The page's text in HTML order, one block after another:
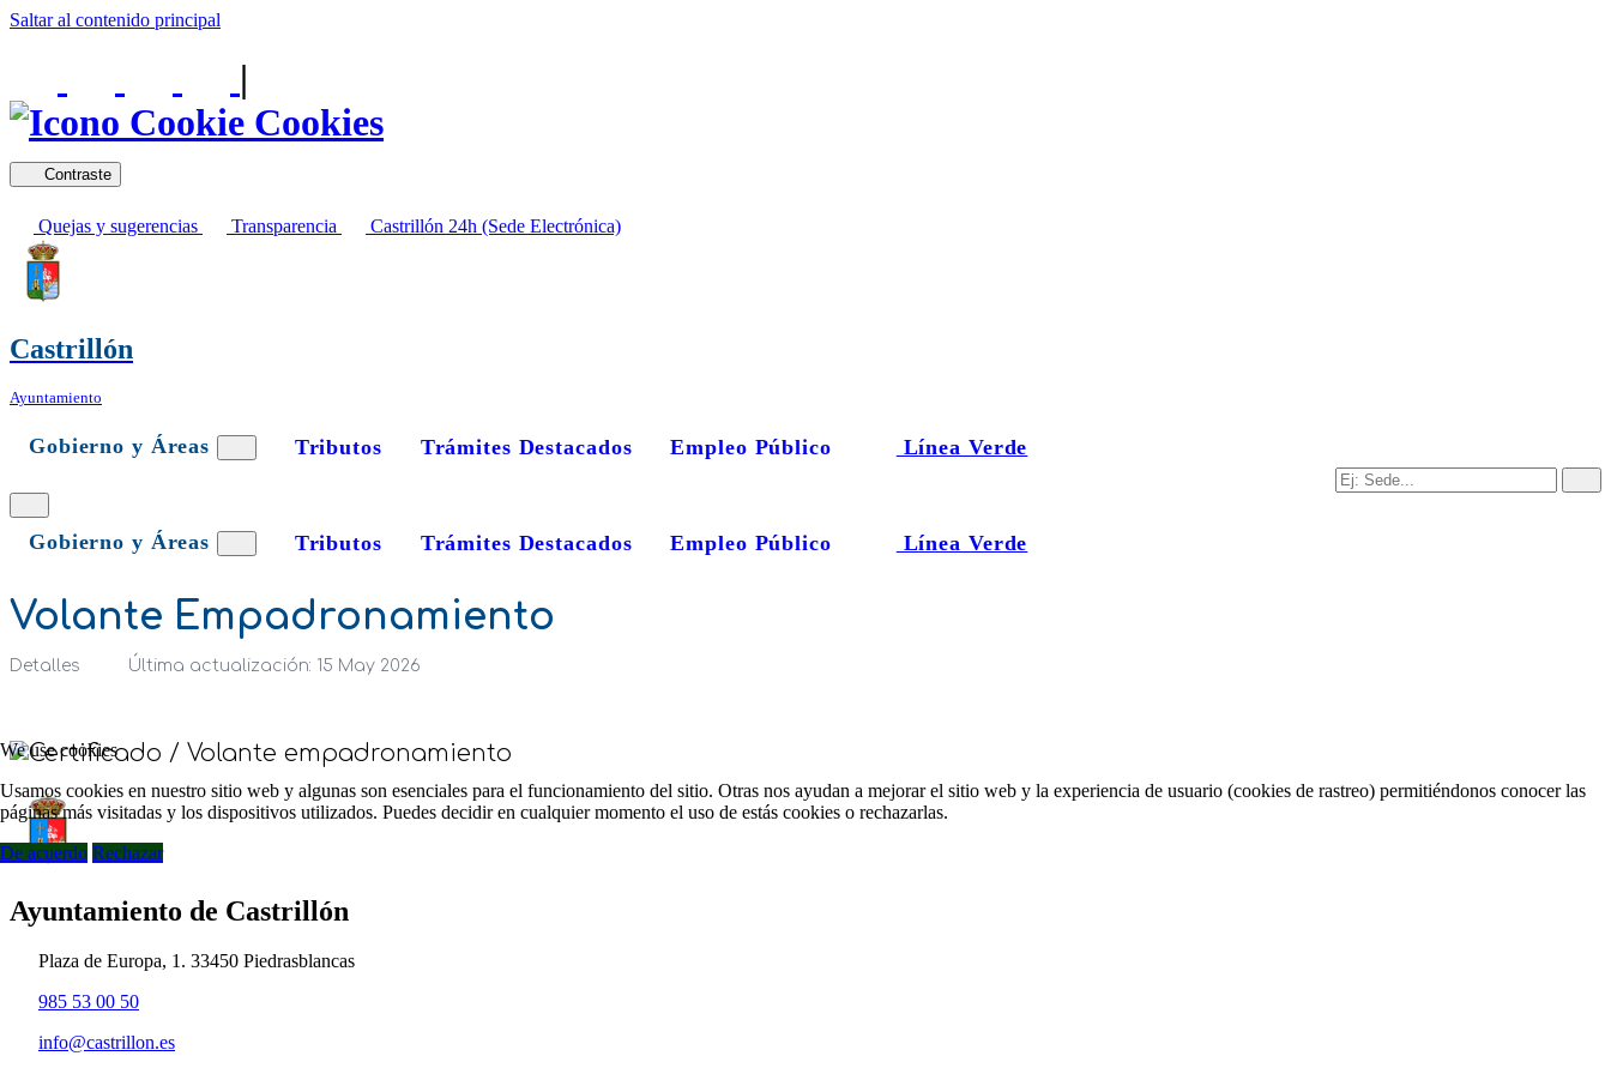
Saltar al contenido principal
|
Cookies
Contraste
Quejas y sugerencias Transparencia Castrillón 24h (Sede Electrónica)
Castrillón
Ayuntamiento
Gobierno y Áreas Tributos Trámites Destacados Empleo Público Línea Verde
Gobierno y Áreas Tributos Trámites Destacados Empleo Público Línea Verde
Volante Empadronamiento
Detalles Última actualización: 15 May 2026
Ayuntamiento de Castrillón
Plaza de Europa, 1. 33450 Piedrasblancas
985 53 00 50
info@castrillon.es
We use cookies
Usamos cookies en nuestro sitio web y algunas son esenciales para el funcionamiento del sitio. Otras nos ayudan a mejorar el sitio web y la experiencia de usuario (cookies de rastreo) permitiéndonos conocer las
páginas más visitadas y los dispositivos utilizados. Puedes decidir en cualquier momento el uso de estás cookies o rechazarlas.
De acuerdo Rechazar